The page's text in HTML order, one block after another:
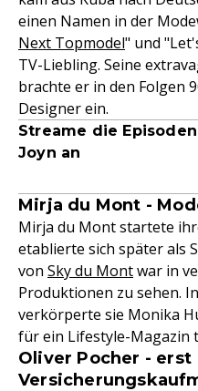
einen Namen in der
Next Topmodel" und
TV-Liebling. Seine
brachte er in den Folgen
Designer ein.
Streame die
Joyn an
Mirja du Mont -
Mirja du Mont startete
etablierte sich später als
von Sky du Montwar in
Produktionen zu sehen.
verkörperte sie Monika
für ein Lifestyle-Magazin
Oliver Pocher - erst